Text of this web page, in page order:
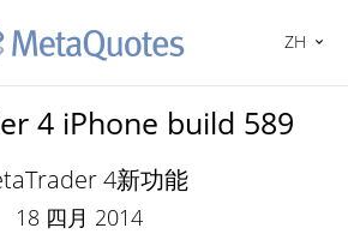
ZH
4 iPhone build 589
4新功能
18 四月 2014